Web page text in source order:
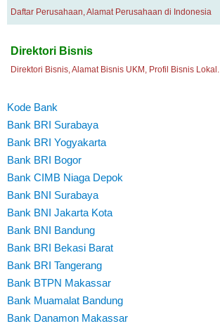
Daftar Perusahaan, Alamat Perusahaan di Indonesia
Direktori Bisnis
Direktori Bisnis, Alamat Bisnis UKM, Profil Bisnis Lokal.
Kode Bank
Bank BRI Surabaya
Bank BRI Yogyakarta
Bank BRI Bogor
Bank CIMB Niaga Depok
Bank BNI Surabaya
Bank BNI Jakarta Kota
Bank BNI Bandung
Bank BRI Bekasi Barat
Bank BRI Tangerang
Bank BTPN Makassar
Bank Muamalat Bandung
Bank Danamon Makassar